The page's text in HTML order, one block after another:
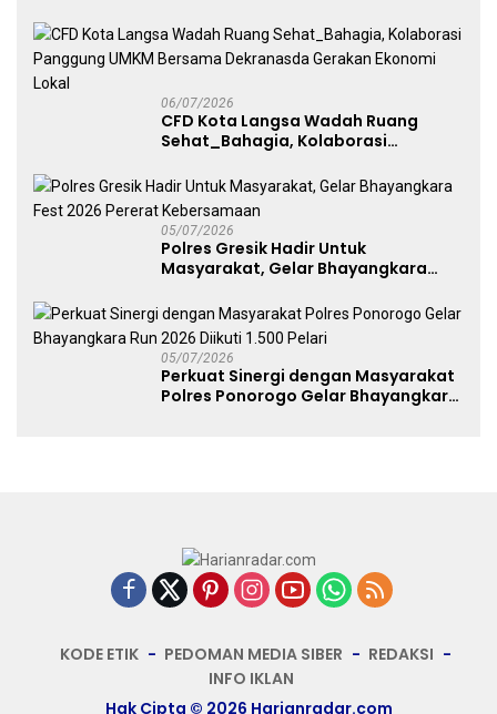
Free Day Makassar
06/07/2026
CFD Kota Langsa Wadah Ruang
Sehat_Bahagia, Kolaborasi
Dekranasda Gerakan Ekonomi Lokal
05/07/2026
Polres Gresik Hadir Untuk
Masyarakat, Gelar Bhayangkara
05/07/2026
Perkuat Sinergi dengan Masyarakat
Polres Ponorogo Gelar Bhayangkara
KODE ETIK PEDOMAN MEDIA SIBER
REDAKSI
INFO IKLAN
Hak Cipta © 2026 Harianradar.com